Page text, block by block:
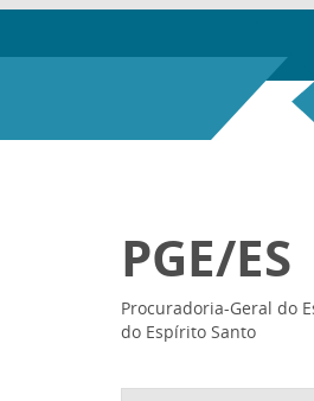
PGE/ES
Procuradoria-Geral do
do Espírito Santo